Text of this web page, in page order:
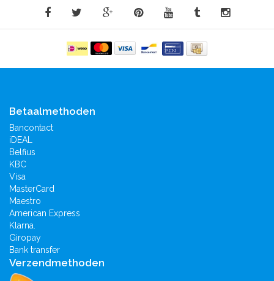
Betaalmethoden
Bancontact
iDEAL
Belfius
KBC
Visa
MasterCard
Maestro
American Express
Klarna.
Giropay
Bank transfer
Verzendmethoden